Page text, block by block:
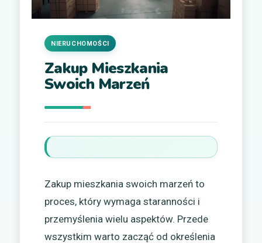
Zakup Mieszkania
Swoich Marzeń
NIERUCHOMOŚCI
Zakup mieszkania swoich marzeń to
proces, który wymaga staranności i
przemyślenia wielu aspektów. Przede
wszystkim warto zacząć od określenia